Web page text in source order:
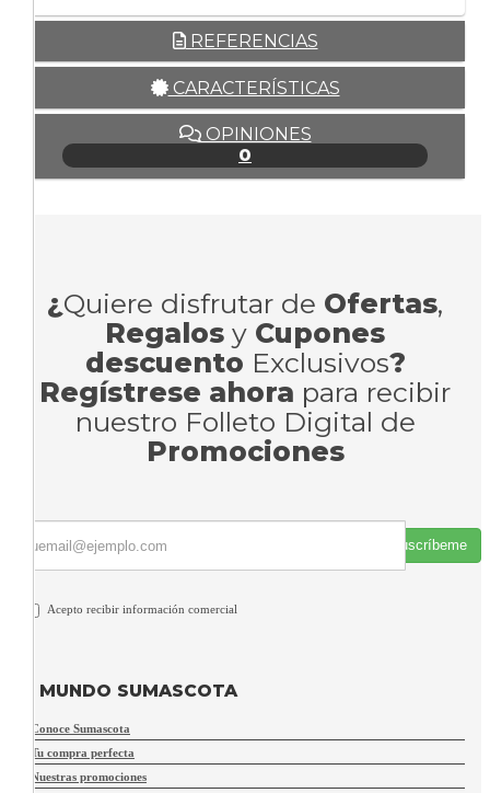
REFERENCIAS
CARACTERÍSTICAS
OPINIONES
0
¿Quiere disfrutar de Ofertas,
Regalos y Cupones
descuento Exclusivos?
Regístrese ahora para recibir
nuestro Folleto Digital de
Promociones
Suscríbeme
Acepto recibir información comercial
MUNDO SUMASCOTA
Conoce Sumascota
Tu compra perfecta
Nuestras promociones